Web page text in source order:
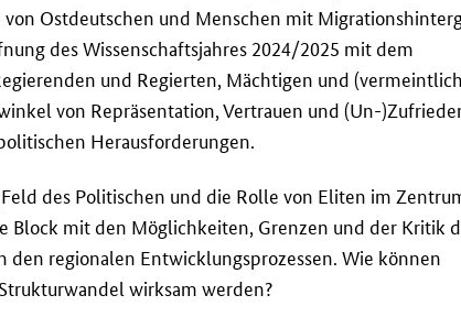
Ostdeutschen und Menschen mit
des Wissenschaftsjahres 2024/2025 mit dem
und Regierten, Mächtigen und
von Repräsentation, Vertrauen und (Un-
Herausforderungen.
des Politischen und die Rolle von Eliten im
Block mit den Möglichkeiten, Grenzen und der Kritik
den regionalen Entwicklungsprozessen. Wie können
wirksam werden?